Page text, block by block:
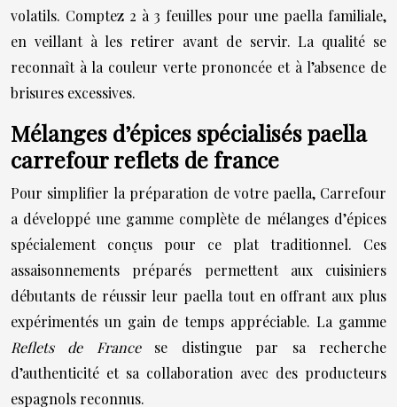
volatils. Comptez 2 à 3 feuilles pour une paella familiale,
en veillant à les retirer avant de servir. La qualité se
reconnaît à la couleur verte prononcée et à l’absence de
brisures excessives.
Mélanges d’épices spécialisés paella
carrefour reflets de france
Pour simplifier la préparation de votre paella, Carrefour
a développé une gamme complète de mélanges d’épices
spécialement conçus pour ce plat traditionnel. Ces
assaisonnements préparés permettent aux cuisiniers
débutants de réussir leur paella tout en offrant aux plus
expérimentés un gain de temps appréciable. La gamme
Reflets de France se distingue par sa recherche
d’authenticité et sa collaboration avec des producteurs
espagnols reconnus.